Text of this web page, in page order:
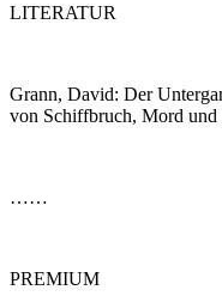
LITERATUR
Grann, David: Der
von Schiffbruch, Mord und
……
PREMIUM